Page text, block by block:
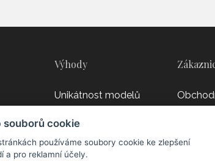
Výhody
Unikátnost modelů
Úprava na míru
Ruční výroba
Vrácení
souborů cookie
používáme soubory cookie ke zlepšení
a pro reklamní účely.